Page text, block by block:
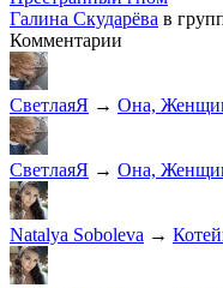
Галина Скударёва в
Комментарии
СветлаяЯ → Она,
СветлаяЯ → Она,
Natalya Soboleva →